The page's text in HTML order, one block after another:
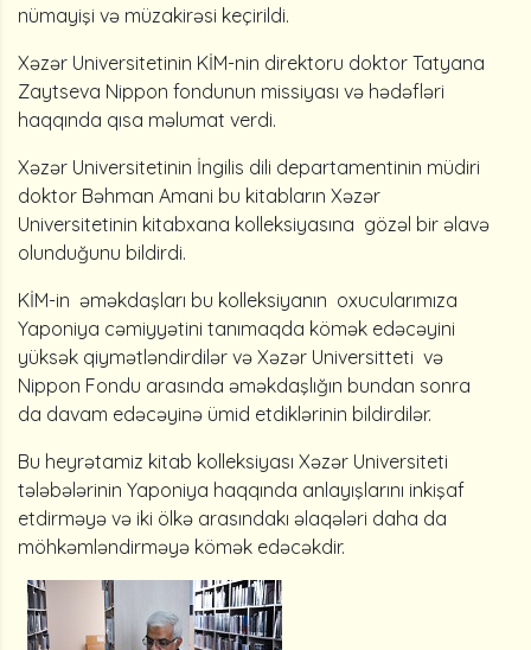
nümayişi və müzakirəsi keçirildi.
Xəzər Universitetinin KİM-nin direktoru doktor Tatyana
Zaytseva Nippon fondunun missiyası və hədəfləri
haqqında qısa məlumat verdi.
Xəzər Universitetinin İngilis dili departamentinin müdiri
doktor Bəhman Amani bu kitabların Xəzər
Universitetinin kitabxana kolleksiyasına gözəl bir əlavə
olunduğunu bildirdi.
KİM-in əməkdaşları bu kolleksiyanın oxucularımıza
Yaponiya cəmiyyətini tanımaqda kömək edəcəyini
yüksək qiymətləndirdilər və Xəzər Universitteti və
Nippon Fondu arasında əməkdaşlığın bundan sonra
da davam edəcəyinə ümid etdiklərinin bildirdilər.
Bu heyrətamiz kitab kolleksiyası Xəzər Universiteti
tələbələrinin Yaponiya haqqında anlayışlarını inkişaf
etdirməyə və iki ölkə arasındakı əlaqələri daha da
möhkəmləndirməyə kömək edəcəkdir.